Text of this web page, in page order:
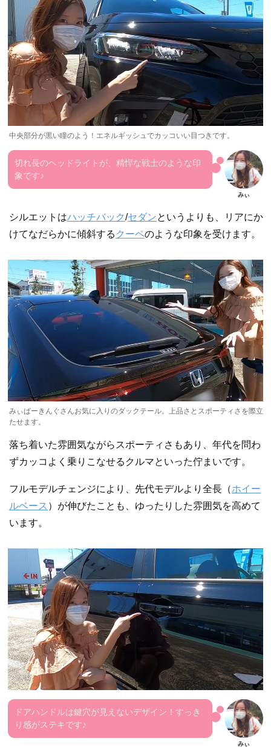
中央部分が黒い瞳のよう！エネルギッシュでカッコいい目つきです。
切れ長のヘッドライトが、精悍な戦士のような印
象です♪
シルエットはハッチバック/セダンというよりも、リアにか
けてなだらかに傾斜する クーペのような印象を受けます。
みぃぱーきんぐさんお気に入りのダックテール。上品さとスポーティさを際立
たせます。
落ち着いた雰囲気ながらスポーティさもあり、年代を問わ
ずカッコよく乗りこなせるクルマといった佇まいです。
フルモデルチェンジにより、先代モデルより全長（ホイー
ルベース ）が伸びたことも、ゆったりした雰囲気を高めて
います。
ドアハンドルは鍵穴が見えないデザイン！すっき
り感がステキです♪